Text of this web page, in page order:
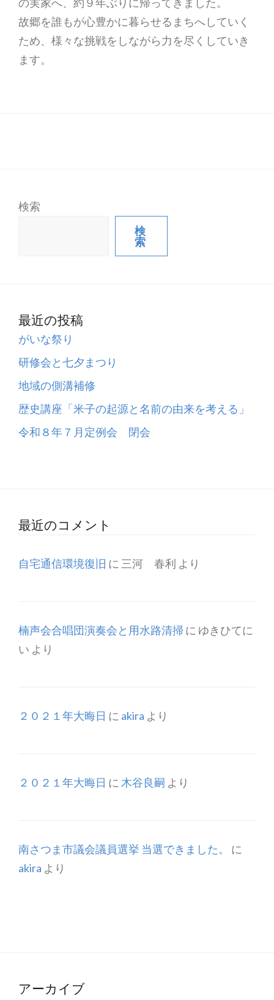
故郷を誰もが心豊かに暮らせるまちへしていく
ため、様々な挑戦をしながら力を尽くしていき
ます。
検索
検
索
最近の投稿
がいな祭り
研修会と七夕まつり
地域の側溝補修
歴史講座「米子の起源と名前の由来を考える」
令和８年７月定例会 閉会
最近のコメント
自宅通信環境復旧 に 三河 春利 より
楠声会合唱団演奏会と用水路清掃 に ゆきひてに
い より
２０２１年大晦日 に akira より
２０２１年大晦日 に 木谷良嗣 より
南さつま市議会議員選挙 当選できました。
に
akira より
アーカイブ